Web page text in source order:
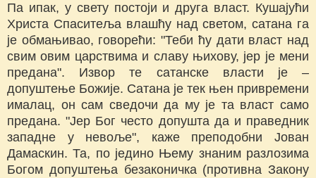
Па ипак, у свету постоји и друга власт. Кушајући
Христа Спаситеља влашћу над светом, сатана га
је обмањивао, говорећи: "Теби ћу дати власт над
свим овим царствима и славу њихову, јер је мени
предана". Извор те сатанске власти је –
допуштење Божије. Сатана је тек њен привремени
ималац, он сам сведочи да му је та власт само
предана. "Јер Бог често допушта да и праведник
западне у невоље", каже преподобни Јован
Дамаскин. Та, по једино Њему знаним разлозима
Богом допуштења безаконичка (противна Закону